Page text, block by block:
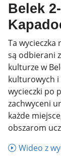
Belek
Ta wycieczka
są odbierani
kulturze w
kulturowych
wycieczki po
zachwyceni
każde
obszarom
Wideo z